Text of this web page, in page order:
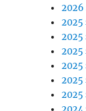
2026
2025
2025
2025
2025
2025
2025